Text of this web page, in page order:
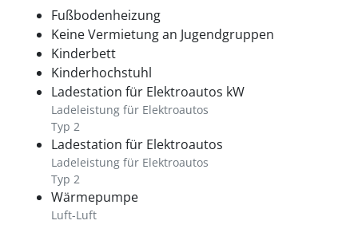
Fußbodenheizung
Keine Vermietung an Jugendgruppen
Kinderbett
Kinderhochstuhl
Ladestation für Elektroautos kW
Ladeleistung für Elektroautos
Typ 2
Ladestation für Elektroautos
Ladeleistung für Elektroautos
Typ 2
Wärmepumpe
Luft-Luft